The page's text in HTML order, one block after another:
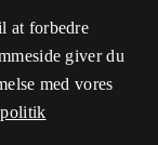
at forbedre
giver du
med vores